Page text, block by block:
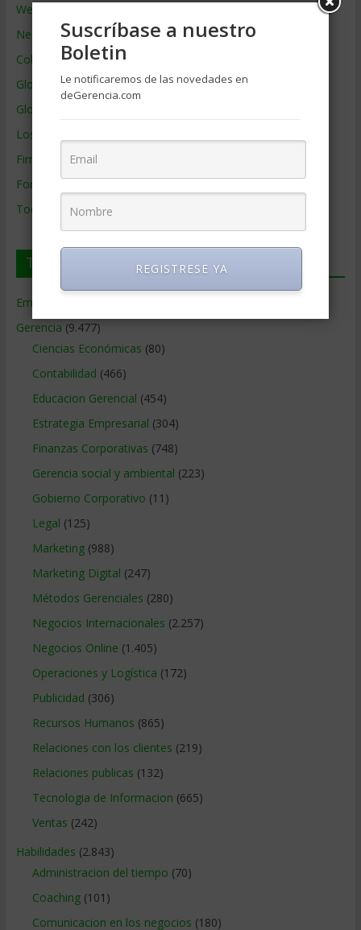
Webs de Gerencia
Negocios por País
Colaboradores de Gerencia
Glosario
Glosario Inglés – Español
Los mejores MBA
Firmas de Gerencia
Formación de Gerencia
Todos los Temas
Temas de Gerencia
Empresas de Gerencia
Gerencia (9.477)
Ciencias Económicas (80)
Contabilidad (466)
Educacion Gerencial (454)
Estrategia Empresarial (304)
Finanzas Corporativas (748)
Gerencia social y ambiental (223)
Gobierno Corporativo (11)
Legal (125)
Marketing(988)
Marketing Digital (247)
Métodos Gerenciales (280)
Negocios Internacionales (2.257)
Negocios Online (1.405)
Operaciones y Logística (172)
Publicidad (306)
Recursos Humanos (865)
Relaciones con los clientes (219)
Relaciones publicas (132)
Tecnologia de Informacion (665)
Ventas (242)
Habilidades (2.843)
Administracion del tiempo (70)
Coaching(101)
Comunicacion en los negocios (180)
Suscríbase a nuestro
Boletin
Le notificaremos de las novedades en
deGerencia.com
REGISTRESE YA